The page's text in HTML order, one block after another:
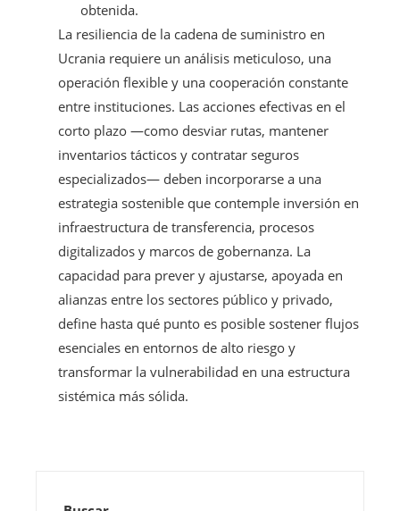
obtenida.
La resiliencia de la cadena de suministro en
Ucrania requiere un análisis meticuloso, una
operación flexible y una cooperación constante
entre instituciones. Las acciones efectivas en el
corto plazo —como desviar rutas, mantener
inventarios tácticos y contratar seguros
especializados— deben incorporarse a una
estrategia sostenible que contemple inversión en
infraestructura de transferencia, procesos
digitalizados y marcos de gobernanza. La
capacidad para prever y ajustarse, apoyada en
alianzas entre los sectores público y privado,
define hasta qué punto es posible sostener flujos
esenciales en entornos de alto riesgo y
transformar la vulnerabilidad en una estructura
sistémica más sólida.